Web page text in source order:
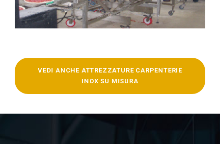
VEDI ANCHE ATTREZZATURE CARPENTERIE
INOX SU MISURA